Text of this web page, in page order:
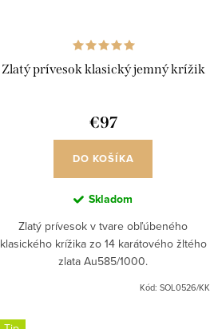
Zlatý prívesok klasický jemný krížik
€97
DO KOŠÍKA
Skladom
Zlatý prívesok v tvare obľúbeného
klasického krížika zo 14 karátového žltého
zlata Au585/1000.
Kód: SOL0526/KK